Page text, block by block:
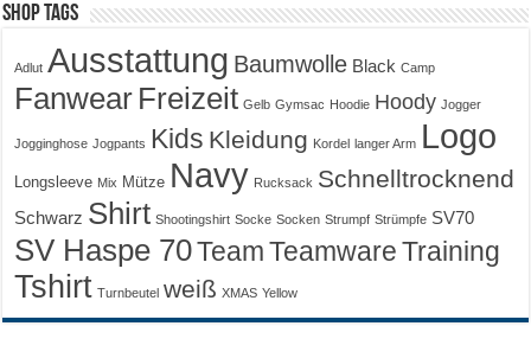
Shop Tags
Adlut Ausstattung Baumwolle Black Camp
Fanwear Freizeit Gelb Gymsac Hoodie Hoody Jogger
Jogginghose Jogpants Kids Kleidung Kordel langer Arm Logo
Longsleeve Mix Mütze Navy Rucksack Schnelltrocknend
Schwarz Shirt Shootingshirt Socke Socken Strumpf Strümpfe SV70
SV Haspe 70Team Teamware Training
Tshirt Turnbeutel weiß XMAS Yellow